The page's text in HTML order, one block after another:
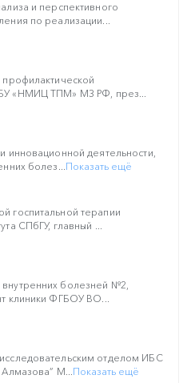
и перспективного
по реализации...
профилактической
«НМИЦ ТПМ» МЗ РФ, през...
инновационной деятельности,
болез...Показать ещё
госпитальной терапии
СПбГУ, главный ...
болезней №2,
клиники ФГБОУ ВО...
отделом ИБС
М...Показать ещё